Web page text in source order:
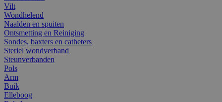
Vilt
Wondhelend
Naalden en spuiten
Ontsmetting en Reiniging
Sondes, baxters en catheters
Steriel wondverband
Steunverbanden
Pols
Arm
Buik
Elleboog